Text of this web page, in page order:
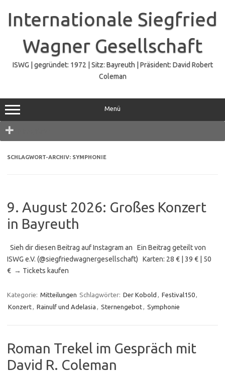
springen
Internationale Siegfried
Wagner Gesellschaft
ISWG | gegründet: 1972 | Sitz: Bayreuth | Präsident: David Robert
Coleman
Menü
SCHLAGWORT-ARCHIV: SYMPHONIE
9. August 2026: Großes Konzert
in Bayreuth
Sieh dir diesen Beitrag auf Instagram an Ein Beitrag geteilt von
ISWG e.V. (@siegfriedwagnergesellschaft) Karten: 28 € | 39 € | 50
€ → Tickets kaufen
Kategorie: Mitteilungen Schlagwörter: Der Kobold , Festival150,
Konzert, Rainulf und Adelasia , Sternengebot, Symphonie
Roman Trekel im Gespräch mit
David R. Coleman